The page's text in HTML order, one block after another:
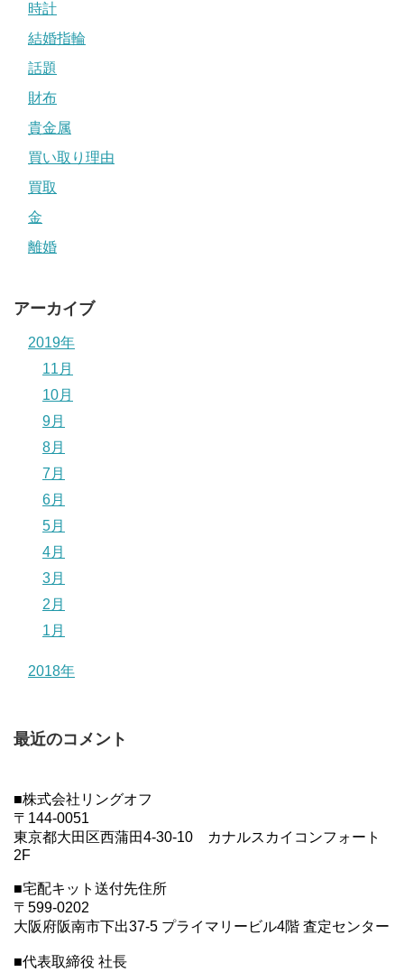
時計
結婚指輪
話題
財布
貴金属
買い取り理由
買取
金
離婚
アーカイブ
2019年
11月
10月
9月
8月
7月
6月
5月
4月
3月
2月
1月
2018年
最近のコメント
■株式会社リングオフ
〒144-0051
東京都大田区西蒲田4-30-10 カナルスカイコンフォート
2F
■宅配キット送付先住所
〒599-0202
大阪府阪南市下出37-5 プライマリービル4階 査定センター
■代表取締役 社長